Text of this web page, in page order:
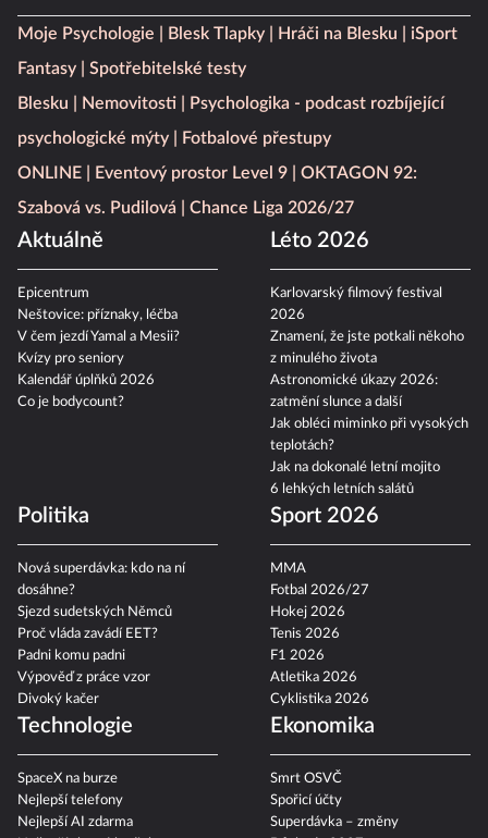
Moje Psychologie Blesk Tlapky Hráči na Blesku
iSport
Fantasy
Spotřebitelské testy
Blesku
Nemovitosti
Psychologika - podcast rozbíjející
psychologické mýty
Fotbalové přestupy
ONLINE
Eventový prostor Level 9
OKTAGON 92:
Szabová vs. Pudilová
Chance Liga 2026/27
Aktuálně
Epicentrum
Neštovice: příznaky, léčba
V čem jezdí Yamal a Mesii?
Kvízy pro seniory
Kalendář úplňků 2026
Co je bodycount?
Léto 2026
Karlovarský filmový festival
2026
Znamení, že jste potkali někoho
z minulého života
Astronomické úkazy 2026:
zatmění slunce a další
Jak obléci miminko při vysokých
teplotách?
Jak na dokonalé letní mojito
6 lehkých letních salátů
Politika
Nová superdávka: kdo na ní
dosáhne?
Sjezd sudetských Němců
Proč vláda zavádí EET?
Padni komu padni
Výpověď z práce vzor
Divoký kačer
Sport 2026
MMA
Fotbal 2026/27
Hokej 2026
Tenis 2026
F1 2026
Atletika 2026
Cyklistika 2026
Technologie
SpaceX na burze
Nejlepší telefony
Nejlepší AI zdarma
Ekonomika
Smrt OSVČ
Spořicí účty
Superdávka – změny